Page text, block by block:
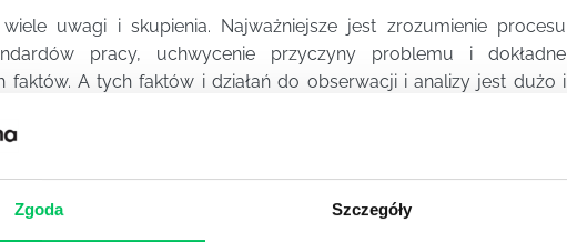
Zgoda Szczegóły
uwagi i skupienia. Najważniejsze jest zrozumienie procesu
pracy, uchwycenie przyczyny problemu i dokładne
faktów. A tych faktów i działań do obserwacji i analizy jest dużo i
firmy poprzez rozwój kadry menedżerskiej.